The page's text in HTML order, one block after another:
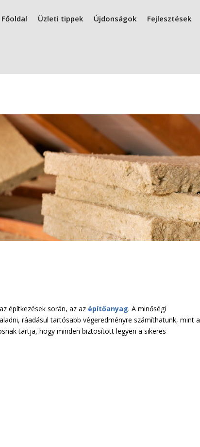
Főoldal Üzleti tippek Újdonságok Fejlesztések
építkezések során, az az építőanyag. A minőségi
ráadásul tartósabb végeredményre számíthatunk, mint a
tartja, hogy minden biztosított legyen a sikeres